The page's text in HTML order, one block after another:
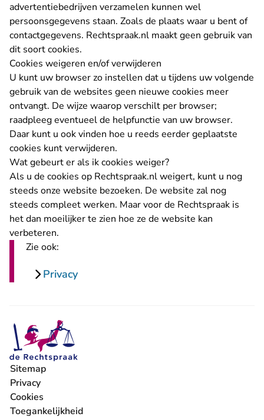
advertentiebedrijven verzamelen kunnen wel
persoonsgegevens staan. Zoals de plaats waar u bent of
contactgegevens. Rechtspraak.nl maakt geen gebruik van
dit soort cookies.
Cookies weigeren en/of verwijderen
U kunt uw browser zo instellen dat u tijdens uw volgende
gebruik van de websites geen nieuwe cookies meer
ontvangt. De wijze waarop verschilt per browser;
raadpleeg eventueel de helpfunctie van uw browser.
Daar kunt u ook vinden hoe u reeds eerder geplaatste
cookies kunt verwijderen.
Wat gebeurt er als ik cookies weiger?
Als u de cookies op Rechtspraak.nl weigert, kunt u nog
steeds onze website bezoeken. De website zal nog
steeds compleet werken. Maar voor de Rechtspraak is
het dan moeilijker te zien hoe ze de website kan
verbeteren.
Zie ook:
Privacy
Sitemap
Privacy
Cookies
Toegankelijkheid